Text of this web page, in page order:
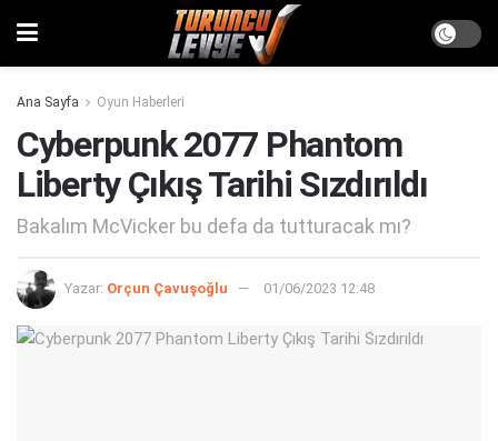
Ana Sayfa Oyun Haberleri
Cyberpunk 2077 Phantom
Liberty Çıkış Tarihi Sızdırıldı
Bakalım McVicker bu defa da tutturacak mı?
Yazar: Orçun Çavuşoğlu 01/06/2023 12:48